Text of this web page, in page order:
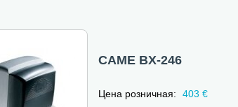
CAME BX-246
Цена розничная: 403 €